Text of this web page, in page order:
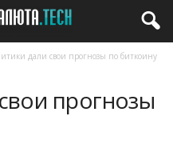
дали свои прогнозы по биткоину
прогнозы